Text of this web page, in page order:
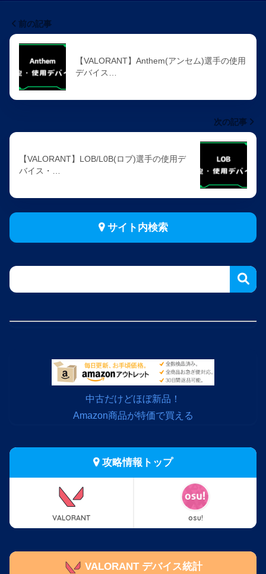
前の記事
【VALORANT】Anthem(アンセム)選手の使用
デバイス…
次の記事
【VALORANT】LOB/L0B(ロブ)選手の使用デ
バイス・…
サイト内検索
中古だけどほぼ新品！
Amazon商品が特価で買える
攻略情報トップ
VALORANT osu!
VALORANT デバイス統計